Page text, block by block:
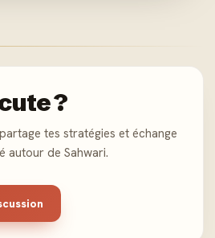
?
tes stratégies et échange
autour de Sahwari.